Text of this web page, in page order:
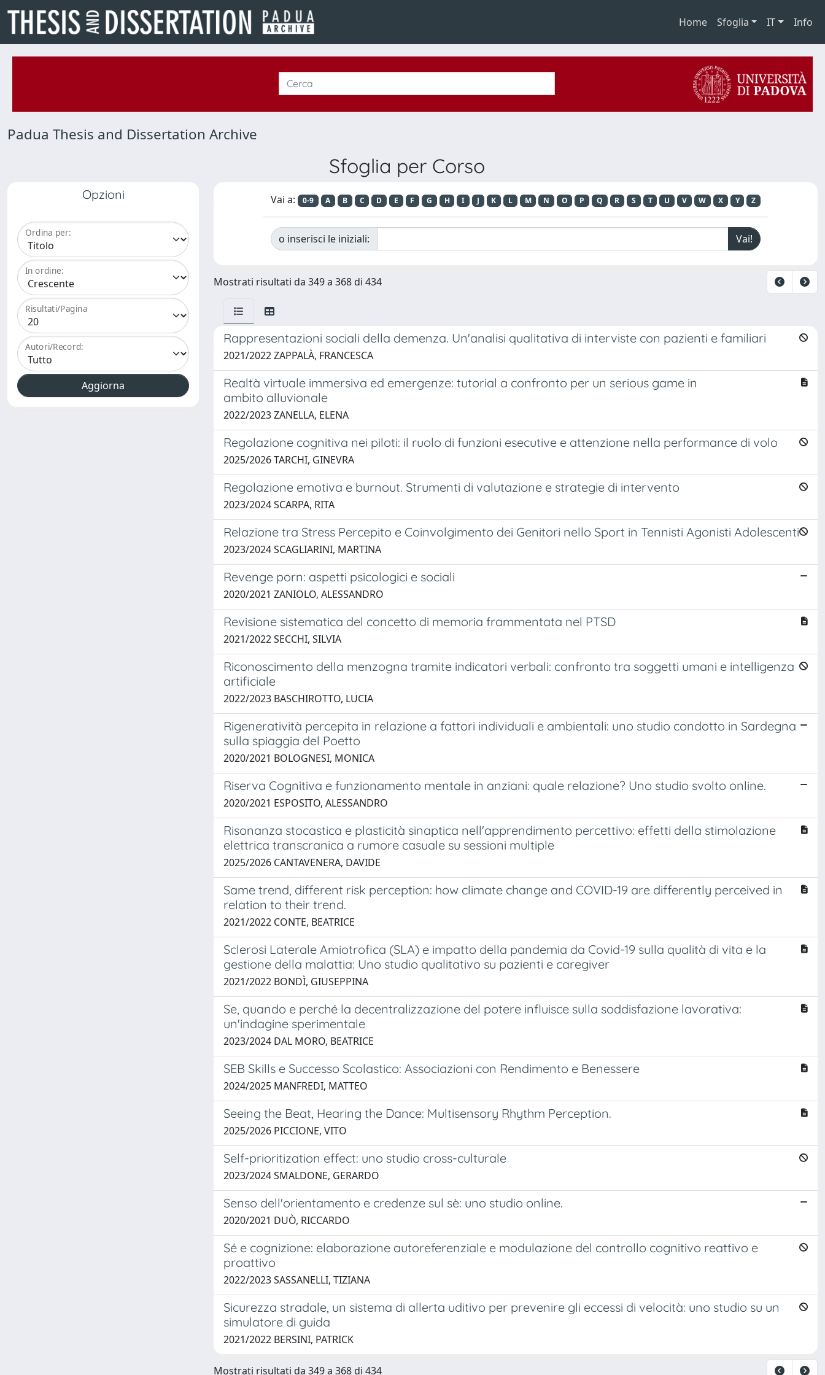
Home Sfoglia IT Info
Padua Thesis and Dissertation Archive
Sfoglia per Corso
Opzioni
Ordina per:
In ordine:
Risultati/Pagina
Autori/Record:
Vai a: 0-9 A B C D E F G H I J K L M N O P Q R S T U V W X Y Z
o inserisci le iniziali:
Mostrati risultati da 349 a 368 di 434
Rappresentazioni sociali della demenza. Un'analisi qualitativa di interviste con pazienti e familiari
2021/2022 ZAPPALÀ, FRANCESCA
Realtà virtuale immersiva ed emergenze: tutorial a confronto per un serious game in
ambito alluvionale
2022/2023 ZANELLA, ELENA
Regolazione cognitiva nei piloti: il ruolo di funzioni esecutive e attenzione nella performance di volo
2025/2026 TARCHI, GINEVRA
Regolazione emotiva e burnout. Strumenti di valutazione e strategie di intervento
2023/2024 SCARPA, RITA
Relazione tra Stress Percepito e Coinvolgimento dei Genitori nello Sport in Tennisti Agonisti Adolescenti
2023/2024 SCAGLIARINI, MARTINA
Revenge porn: aspetti psicologici e sociali
2020/2021 ZANIOLO, ALESSANDRO
Revisione sistematica del concetto di memoria frammentata nel PTSD
2021/2022 SECCHI, SILVIA
Riconoscimento della menzogna tramite indicatori verbali: confronto tra soggetti umani e intelligenza
artificiale
2022/2023 BASCHIROTTO, LUCIA
Rigeneratività percepita in relazione a fattori individuali e ambientali: uno studio condotto in Sardegna
sulla spiaggia del Poetto
2020/2021 BOLOGNESI, MONICA
Riserva Cognitiva e funzionamento mentale in anziani: quale relazione? Uno studio svolto online.
2020/2021 ESPOSITO, ALESSANDRO
Risonanza stocastica e plasticità sinaptica nell'apprendimento percettivo: effetti della stimolazione
elettrica transcranica a rumore casuale su sessioni multiple
2025/2026 CANTAVENERA, DAVIDE
Same trend, different risk perception: how climate change and COVID-19 are differently perceived in
relation to their trend.
2021/2022 CONTE, BEATRICE
Sclerosi Laterale Amiotrofica (SLA) e impatto della pandemia da Covid-19 sulla qualità di vita e la
gestione della malattia: Uno studio qualitativo su pazienti e caregiver
2021/2022 BONDÌ, GIUSEPPINA
Se, quando e perché la decentralizzazione del potere influisce sulla soddisfazione lavorativa:
un'indagine sperimentale
2023/2024 DAL MORO, BEATRICE
SEB Skills e Successo Scolastico: Associazioni con Rendimento e Benessere
2024/2025 MANFREDI, MATTEO
Seeing the Beat, Hearing the Dance: Multisensory Rhythm Perception.
2025/2026 PICCIONE, VITO
Self-prioritization effect: uno studio cross-culturale
2023/2024 SMALDONE, GERARDO
Senso dell'orientamento e credenze sul sè: uno studio online.
2020/2021 DUÒ, RICCARDO
Sé e cognizione: elaborazione autoreferenziale e modulazione del controllo cognitivo reattivo e
proattivo
2022/2023 SASSANELLI, TIZIANA
Sicurezza stradale, un sistema di allerta uditivo per prevenire gli eccessi di velocità: uno studio su un
simulatore di guida
2021/2022 BERSINI, PATRICK
Mostrati risultati da 349 a 368 di 434